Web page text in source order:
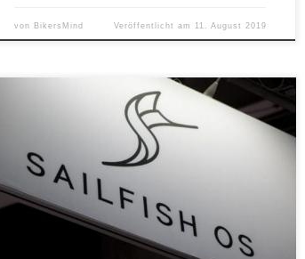
von BikersMind Veröffentlicht am 11. August 2019
Viele werden sich fragen, warum ich Googles Android,
Apple & Co meide. Der Grund ist ein ganz Einfacher:
Unabhängigkeit und Freiheit (von Werbung). Sailfish OS
konzentriert sich aufs Wesentliche und ist bei Weitem
nicht so überladen wie andere Systeme. Dadurch spart
man Einiges an Datenvolumen und Energie. Der Preis